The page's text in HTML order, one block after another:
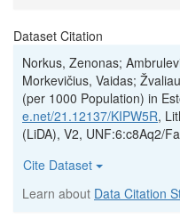
Dataset Citation
Norkus, Zenonas;
Morkevičius, Vaidas;
(per 1000 Population) in
e.net/21.12137/KIPW5R,
(LiDA), V2, UNF:6:c8Aq2/
Cite Dataset
Learn about Data Citation